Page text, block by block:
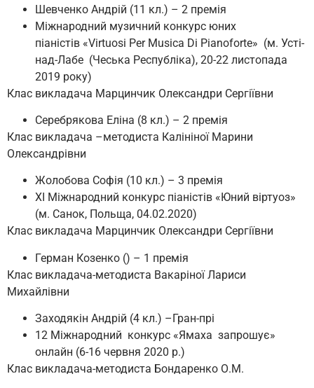
Шевченко Андрій (11 кл.) – 2 премія
Міжнародний музичний конкурс юних
піаністів «Virtuosi Per Musica Di Pianoforte» (м. Усті-
над-Лабе (Чеська Республіка), 20-22 листопада
2019 року)
Клас викладача Марцинчик Олександри Сергіївни
Серебрякова Еліна (8 кл.) – 2 премія
Клас викладача –методиста Калініної Марини
Олександрівни
Жолобова Софія (10 кл.) – 3 премія
XI Міжнародний конкурс піаністів «Юний віртуоз»
(м. Санок, Польща, 04.02.2020)
Клас викладача Марцинчик Олександри Сергіївни
Герман Козенко () – 1 премія
Клас викладача-методиста Вакаріної Лариси
Михайлівни
Заходякін Андрій (4 кл.) –Гран-прі
12 Міжнародний конкурс «Ямаха запрошує»
онлайн (6-16 червня 2020 р.)
Клас викладача-методиста Бондаренко О.М.